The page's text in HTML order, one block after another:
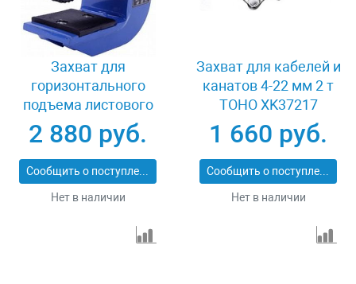
Захват для
горизонтального
подъема листового
металла 2 т LB DHQ-
2.0
2 880 руб.
Сообщить о поступлении
Нет в наличии
Захват для кабелей и
канатов 4-22 мм 2 т
TOHO XK37217
1 660 руб.
Сообщить о поступлении
Нет в наличии